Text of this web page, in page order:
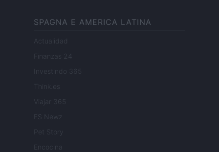
SPAGNA E AMERICA LATINA
Actualidad
Finanzas 24
Investindo 365
Think.es
Viajar 365
ES Newz
Pet Story
Encocina